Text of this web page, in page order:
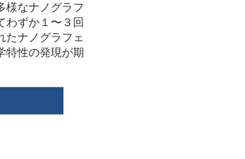
様なナノグラフ
わずか１〜３回
たナノグラフェ
特性の発現が期